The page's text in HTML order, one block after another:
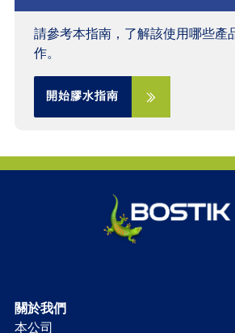
請參考本指南，了解該使用哪些產
作。
開始膠水指南
關於我們
本公司